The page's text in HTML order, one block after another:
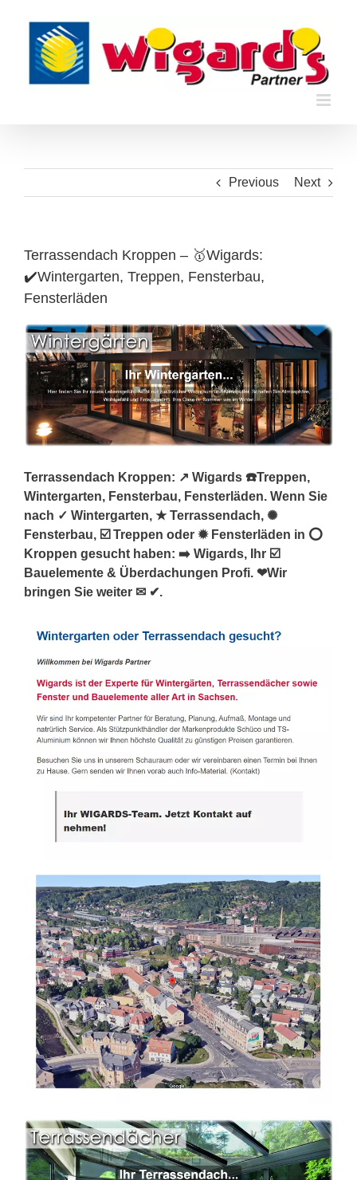
content
Previous Next
Terrassendach Kroppen – 🥇Wigards:
✔️Wintergarten, Treppen, Fensterbau,
Fensterläden
Terrassendach Kroppen: ↗️ Wigards ☎️Treppen,
Wintergarten, Fensterbau, Fensterläden. Wenn Sie
nach ✓ Wintergarten, ★ Terrassendach, ✺
Fensterbau, ☑️ Treppen oder ✹ Fensterläden in ⭕
Kroppen gesucht haben: ➡️ Wigards, Ihr ☑️
Bauelemente & Überdachungen Profi. ❤Wir
bringen Sie weiter ✉ ✔.